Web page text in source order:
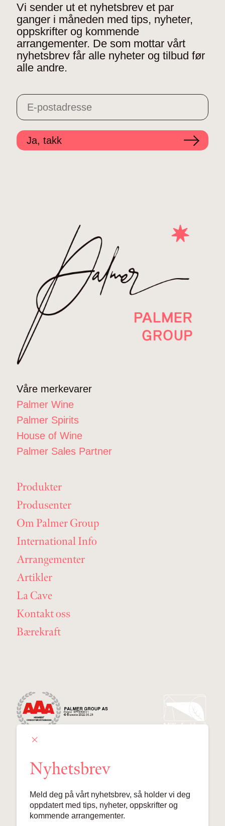
Vi sender ut et nyhetsbrev et par
ganger i måneden med tips, nyheter,
oppskrifter og kommende
arrangementer. De som mottar vårt
nyhetsbrev får alle nyheter og tilbud før
alle andre.
Ja, takk
Våre merkevarer
Palmer Wine
Palmer Spirits
House of Wine
Palmer Sales Partner
Produkter
Produsenter
Om Palmer Group
International Info
Arrangementer
Artikler
La Cave
Kontakt oss
Bærekraft
Lille Grensen 7, 0159 Oslo
Nyhetsbrev
Meld deg på vårt nyhetsbrev, så holder vi deg
oppdatert med tips, nyheter, oppskrifter og
kommende arrangementer.